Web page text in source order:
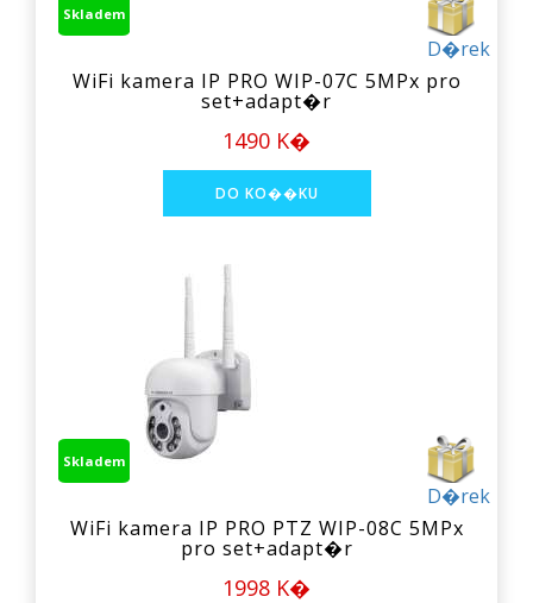
D�rek
Skladem
WiFi kamera IP PRO WIP-07C 5MPx pro
set+adapt�r
1490 K�
D�rek
Skladem
WiFi kamera IP PRO PTZ WIP-08C 5MPx
pro set+adapt�r
1998 K�